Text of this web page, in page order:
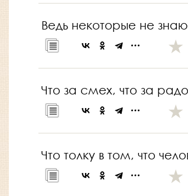
Ведь некоторые не
Что за смех, что за
Что толку в том, что